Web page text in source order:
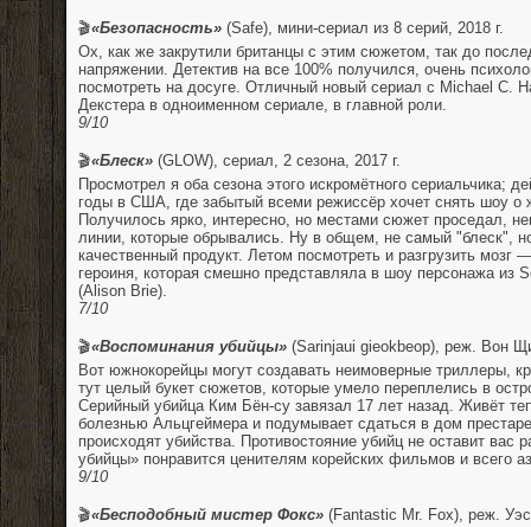
🎬«Безопасность» (Safe), мини-сериал из 8 серий, 2018 г.
Ох, как же закрутили британцы с этим сюжетом, так до
напряжении. Детектив на все 100% получился, очень
посмотреть на досуге. Отличный новый сериал с Michael C.
Декстера в одноименном сериале, в главной роли.
9/10
🎬«Блеск» (GLOW), сериал, 2 сезона, 2017 г.
Просмотрел я оба сезона этого искромётного сериальчика;
годы в США, где забытый всеми режиссёр хочет снять шоу о
Получилось ярко, интересно, но местами сюжет проседал,
линии, которые обрывались. Ну в общем, не самый "блеск",
качественный продукт. Летом посмотреть и разгрузить
героиня, которая смешно представляла в шоу персонажа из
(Alison Brie).
7/10
🎬«Воспоминания убийцы» (Sarinjaui gieokbeop), реж. Вон
Вот южнокорейцы могут создавать неимоверные триллеры,
тут целый букет сюжетов, которые умело переплелись в
Серийный убийца Ким Бён-су завязал 17 лет назад. Живёт
болезнью Альцгеймера и подумывает сдаться в дом
происходят убийства. Противостояние убийц не оставит
убийцы» понравится ценителям корейских фильмов и всего
9/10
🎬«Бесподобный мистер Фокс» (Fantastic Mr. Fox), реж.